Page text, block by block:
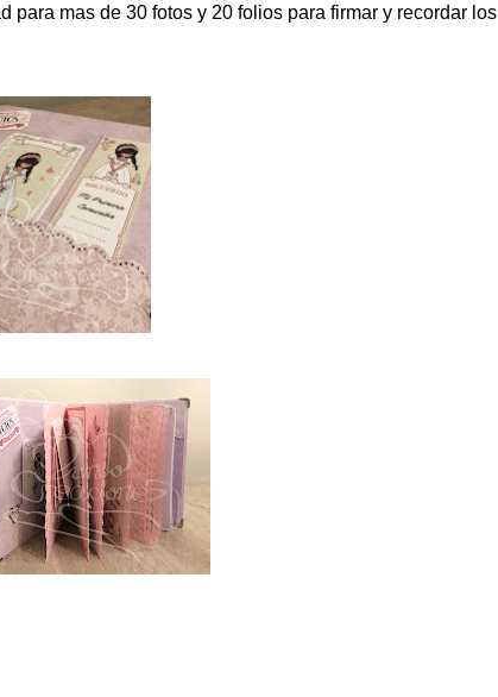
mas de 30 fotos y 20 folios para firmar y recordar los